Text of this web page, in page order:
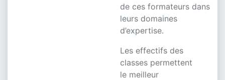
de ces formateurs dans
leurs domaines
d’expertise.
Les effectifs des
classes permettent
le meilleur